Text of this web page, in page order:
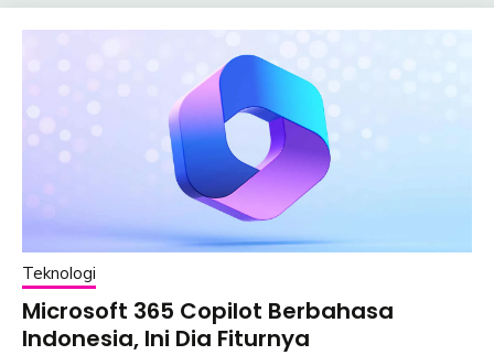
Teknologi
Microsoft 365 Copilot Berbahasa
Indonesia, Ini Dia Fiturnya